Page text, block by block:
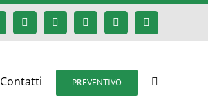
FacebookGoogle+ InstagramTwitter YouTube
Contatti PREVENTIVO